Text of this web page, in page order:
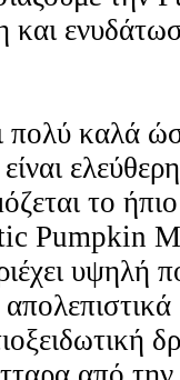
και
πολύ καλά
το ήπιο
Pumpkin
υψηλή